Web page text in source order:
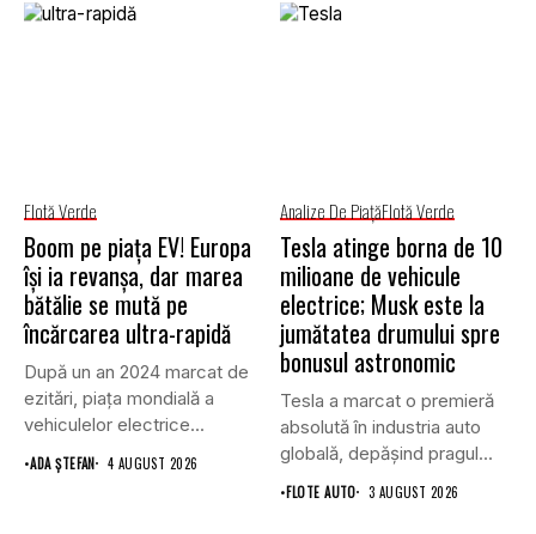
Flotă Verde
Boom pe piața EV! Europa
își ia revanșa, dar marea
bătălie se mută pe
încărcarea ultra-rapidă
După un an 2024 marcat de
ezitări, piața mondială a
vehiculelor electrice...
•ADA ȘTEFAN 4 AUGUST 2026
Analize De PiațăFlotă Verde
Tesla atinge borna de 10
milioane de vehicule
electrice; Musk este la
jumătatea drumului spre
bonusul astronomic
Tesla a marcat o premieră
absolută în industria auto
globală, depășind pragul...
•FLOTE AUTO 3 AUGUST 2026